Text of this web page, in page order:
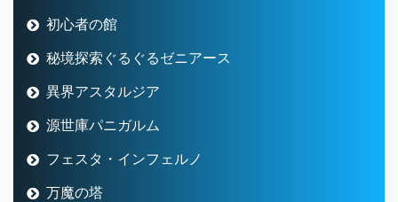
初心者の館
秘境探索ぐるぐるゼニアース
異界アスタルジア
源世庫パニガルム
フェスタ・インフェルノ
万魔の塔